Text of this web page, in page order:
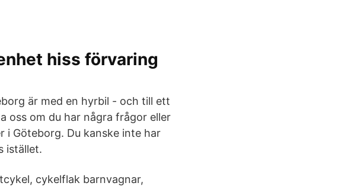
hiss förvaring
är med en hyrbil - och till ett
oss om du har några frågor eller
i Göteborg. Du kanske inte har
istället.
cykelflak barnvagnar,